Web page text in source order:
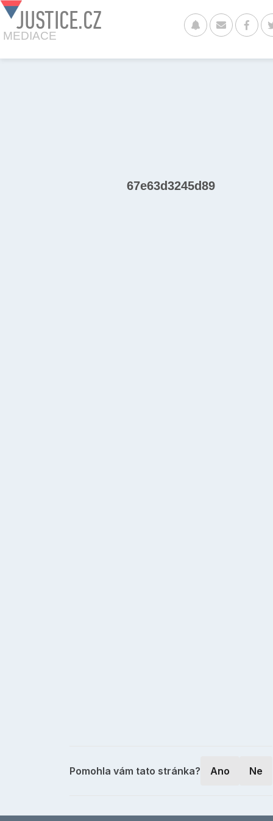
JUSTICE.CZ
MEDIACE
67e63d3245d89
Pomohla vám tato stránka? Ano Ne